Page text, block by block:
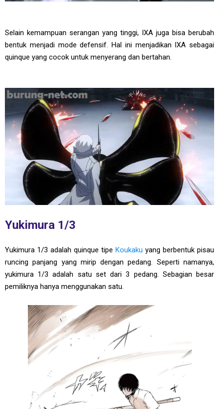
Selain kemampuan serangan yang tinggi, IXA juga bisa berubah
bentuk menjadi mode defensif. Hal ini menjadikan IXA sebagai
quinque yang cocok untuk menyerang dan bertahan.
Yukimura 1/3
Yukimura 1/3 adalah quinque tipe Koukaku yang berbentuk pisau
runcing panjang yang mirip dengan pedang. Seperti namanya,
yukimura 1/3 adalah satu set dari 3 pedang. Sebagian besar
pemiliknya hanya menggunakan satu.